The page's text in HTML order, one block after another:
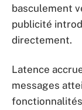
basculement
publicité
directement.
Latence
messages